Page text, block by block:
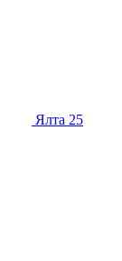
Ялта 25